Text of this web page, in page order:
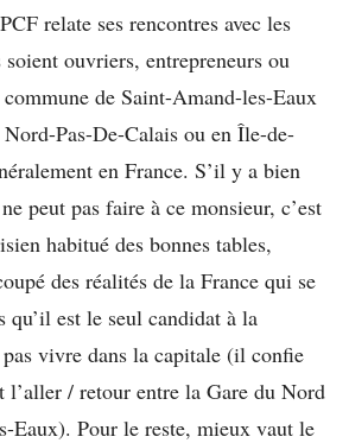
relate ses rencontres avec les
soient ouvriers, entrepreneurs ou
de Saint-Amand-les-Eaux
Pas-De-Calais ou en Île-de-
en France. S’il y a bien
peut pas faire à ce monsieur, c’est
habitué des bonnes tables,
des réalités de la France qui se
qu’il est le seul candidat à la
vivre dans la capitale (il confie
l’aller / retour entre la Gare du Nord
Eaux). Pour le reste, mieux vaut le